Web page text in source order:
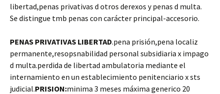
libertad,penas privativas d otros derexos y penas d multa.
Se distingue tmb penas con carácter principal-accesorio.
PENAS PRIVATIVAS LIBERTAD.pena prisión,pena localiz
permanente,resopsnabilidad personal subsidiaria x impago
d multa.perdida de libertad ambulatoria mediante el
internamiento en un establecimiento penitenciario x sts
judicial.PRISION:minima 3 meses máxima generico 20